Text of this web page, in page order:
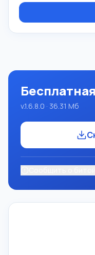
систем
обучение языкам
v.1.6.8.0 · 36.31 Мб